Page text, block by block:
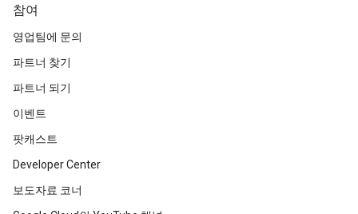
참여
영업팀에 문의
파트너 찾기
파트너 되기
이벤트
팟캐스트
Developer Center
보도자료 코너